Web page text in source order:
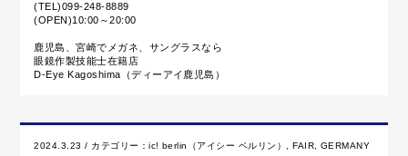
(TEL)099-248-8889
(OPEN)10:00～20:00
鹿児島、宮崎でメガネ、サングラスなら
眼鏡作製技能士在籍店
D-Eye Kagoshima（ディーアイ鹿児島）
2024.3.23 / カテゴリー：ic! berlin（アイシー ベルリン） ,FAIR, GERMANY